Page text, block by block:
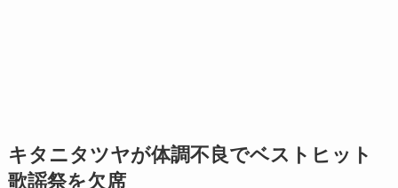
キタニタツヤが体調不良でベストヒット
歌謡祭を欠席